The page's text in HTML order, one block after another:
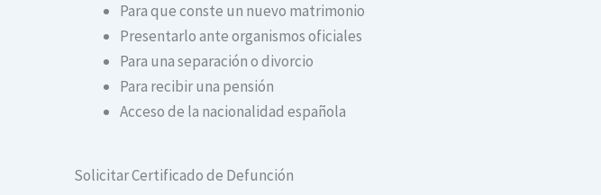
Para que conste un nuevo matrimonio
Presentarlo ante organismos oficiales
Para una separación o divorcio
Para recibir una pensión
Acceso de la nacionalidad española
Solicitar Certificado de Defunción